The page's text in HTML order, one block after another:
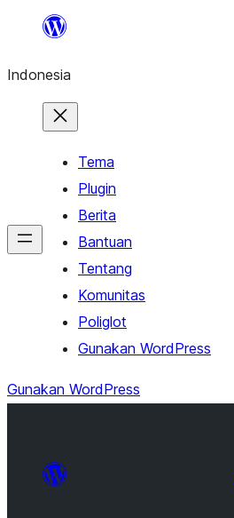
Lewati
konten
Indonesia
Tema
Plugin
Berita
Bantuan
Tentang
Komunitas
Poliglot
Gunakan WordPress
Gunakan WordPress